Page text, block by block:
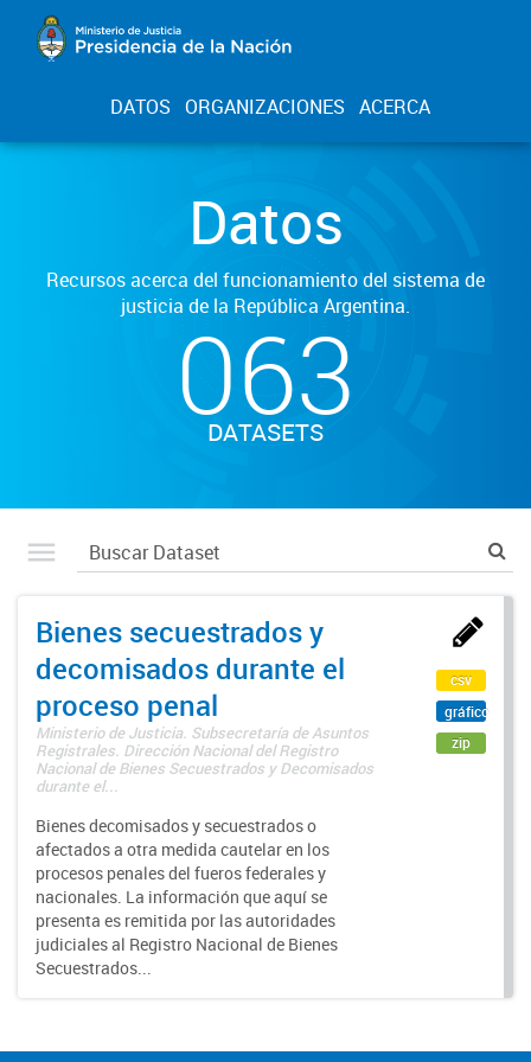
DATOS ORGANIZACIONES ACERCA
Datos
Recursos acerca del funcionamiento del sistema de
justicia de la República Argentina.
063
DATASETS
Bienes secuestrados y
decomisados durante el
proceso penal
Ministerio de Justicia. Subsecretaría de Asuntos
Registrales. Dirección Nacional del Registro
Nacional de Bienes Secuestrados y Decomisados
durante el...
Bienes decomisados y secuestrados o
afectados a otra medida cautelar en los
procesos penales del fueros federales y
nacionales. La información que aquí se
presenta es remitida por las autoridades
judiciales al Registro Nacional de Bienes
Secuestrados...
csv
gráfico
zip